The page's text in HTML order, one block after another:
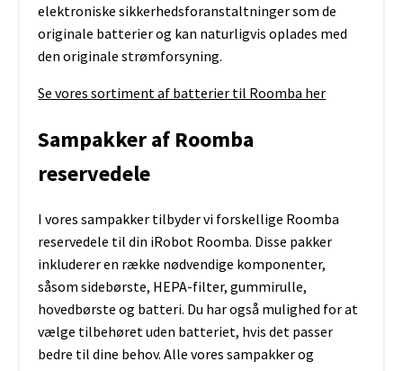
elektroniske sikkerhedsforanstaltninger som de
originale batterier og kan naturligvis oplades med
den originale strømforsyning.
Se vores sortiment af batterier til Roomba her
Sampakker af Roomba
reservedele
I vores sampakker tilbyder vi forskellige Roomba
reservedele til din iRobot Roomba. Disse pakker
inkluderer en række nødvendige komponenter,
såsom sidebørste, HEPA-filter, gummirulle,
hovedbørste og batteri. Du har også mulighed for at
vælge tilbehøret uden batteriet, hvis det passer
bedre til dine behov. Alle vores sampakker og